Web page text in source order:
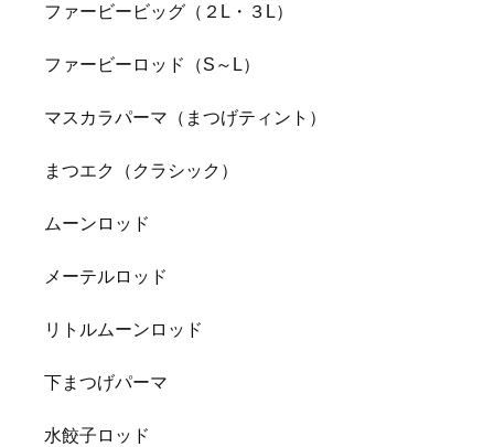
ファービービッグ（２L・３L）
ファービーロッド（S～L）
マスカラパーマ（まつげティント）
まつエク（クラシック）
ムーンロッド
メーテルロッド
リトルムーンロッド
下まつげパーマ
水餃子ロッド